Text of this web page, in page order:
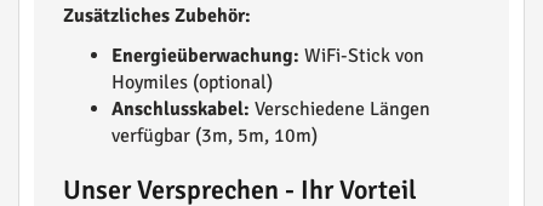
Zusätzliches Zubehör:
Energieüberwachung: WiFi-Stick von
Hoymiles (optional)
Anschlusskabel: Verschiedene Längen
verfügbar (3m, 5m, 10m)
Unser Versprechen - Ihr Vorteil